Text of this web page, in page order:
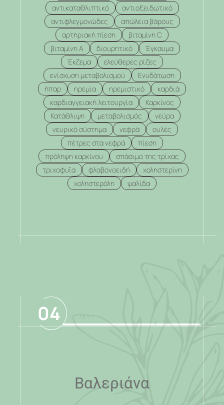
αντικαταθλιπτικό
αντιοξειδωτικό
αντιφλεγμονώδες
απώλεια βάρους
αρτηριακή πίεση
βιταμίνη C
βιταμίνη Α
διουρητικό
Έγκαυμα
Έκζεμα
ελεύθερες ρίζες
ενίσχυση μεταβολισμού
Ενυδάτωση
ήπαρ
ηρεμία ηρεμιστικό
καρδιά
καρδιαγγειακή λειτουργία
Καρκίνος
Κατάθλιψη
μεταβολισμός
νεύρα
νευρικό σύστημα
νεφρά
ουλές
πέτρες στα νεφρά
πίεση
πρόληψη καρκίνου
σπάσιμο της τρίχας
τριχοφυΐα
φλαβονοειδή
χοληστερίνη
χοληστερόλη
ψαλίδα
.
04
Βαλεριάνα